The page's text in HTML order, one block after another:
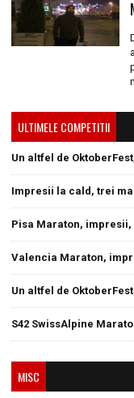
ULTIMELE COMPETITII
Un altfel de
Impresii la cald, trei
Pisa Maraton,
Valencia Maraton,
Un altfel de OktoberFest
S42 SwissAlpine
MISC